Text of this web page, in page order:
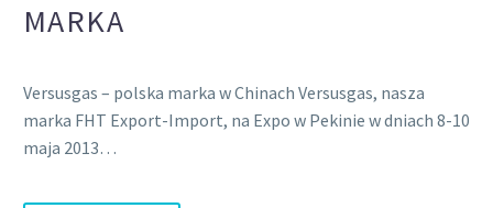
MARKA
Versusgas – polska marka w Chinach Versusgas, nasza
marka FHT Export-Import, na Expo w Pekinie w dniach 8-10
maja 2013…